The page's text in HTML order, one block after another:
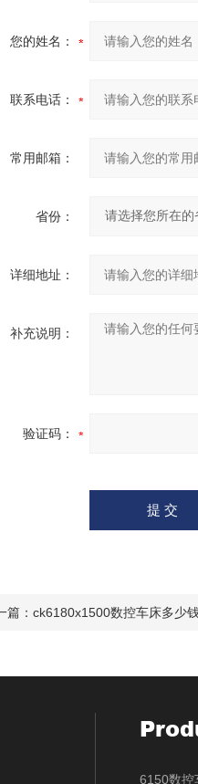
您的姓名：
联系电话：
常用邮箱：
省份：
详细地址：
补充说明：
验证码：
篇： ck6180x1500数控车床多少
6150数控